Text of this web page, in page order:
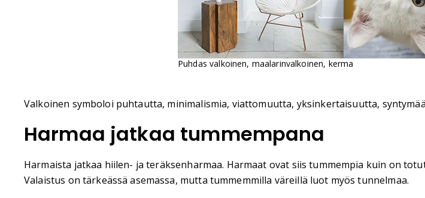
Puhdas valkoinen, maalarinvalkoinen, kerma
Valkoinen symboloi puhtautta, minimalismia, viattomuutta, yksinkertaisuutta,
Harmaa jatkaa tummempana
Harmaista jatkaa hiilen- ja teräksenharmaa. Harmaat ovat siis tummempia kuin on
Valaistus on tärkeässä asemassa, mutta tummemmilla väreillä luot myös tunnelmaa.